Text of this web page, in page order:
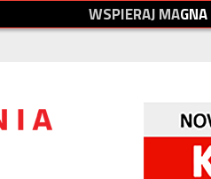
WSPIERAJMAGNA